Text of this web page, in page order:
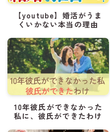
【youtube】婚活がうま
くいかない本当の理由
10年彼氏ができなかった
私に、彼氏ができたわけ